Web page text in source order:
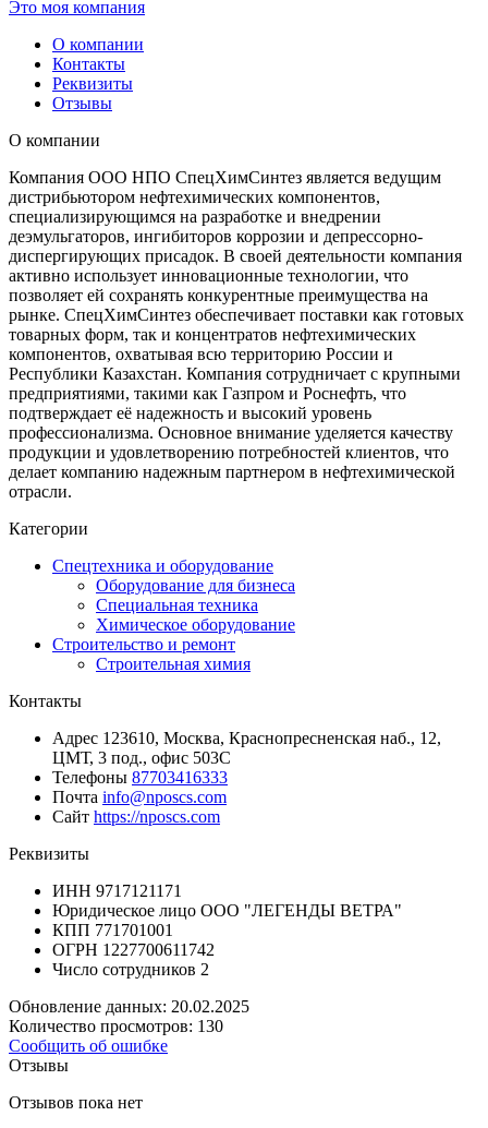
Это моя компания
О компании
Контакты
Реквизиты
Отзывы
О компании
Компания ООО НПО СпецХимСинтез является ведущим
дистрибьютором нефтехимических компонентов,
специализирующимся на разработке и внедрении
деэмульгаторов, ингибиторов коррозии и депрессорно-
диспергирующих присадок. В своей деятельности компания
активно использует инновационные технологии, что
позволяет ей сохранять конкурентные преимущества на
рынке. СпецХимСинтез обеспечивает поставки как готовых
товарных форм, так и концентратов нефтехимических
компонентов, охватывая всю территорию России и
Республики Казахстан. Компания сотрудничает с крупными
предприятиями, такими как Газпром и Роснефть, что
подтверждает её надежность и высокий уровень
профессионализма. Основное внимание уделяется качеству
продукции и удовлетворению потребностей клиентов, что
делает компанию надежным партнером в нефтехимической
отрасли.
Категории
Спецтехника и оборудование
Оборудование для бизнеса
Специальная техника
Химическое оборудование
Строительство и ремонт
Строительная химия
Контакты
Адрес 123610, Москва, Краснопресненская наб., 12,
ЦМТ, 3 под., офис 503С
Телефоны 87703416333
Почта info@nposcs.com
Сайт https://nposcs.com
Реквизиты
ИНН 9717121171
Юридическое лицо ООО "ЛЕГЕНДЫ ВЕТРА"
КПП 771701001
ОГРН 1227700611742
Число сотрудников 2
Обновление данных: 20.02.2025
Количество просмотров: 130
Сообщить об ошибке
Отзывы
Отзывов пока нет